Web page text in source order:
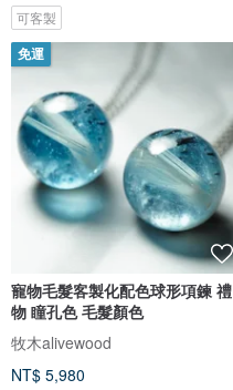
可客製
免運
寵物毛髮客製化配色球形項鍊 禮
物 瞳孔色 毛髮顏色
牧木alivewood
NT$ 5,980